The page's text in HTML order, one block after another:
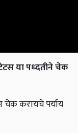
या पध्दतीने चेक
करायचे पर्याय